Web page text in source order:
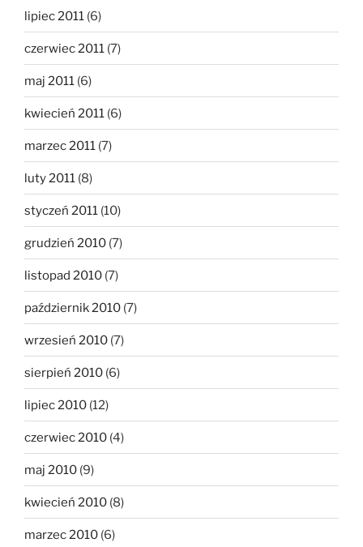
lipiec 2011 (6)
czerwiec 2011 (7)
maj 2011 (6)
kwiecień 2011 (6)
marzec 2011 (7)
luty 2011 (8)
styczeń 2011 (10)
grudzień 2010 (7)
listopad 2010 (7)
październik 2010 (7)
wrzesień 2010 (7)
sierpień 2010 (6)
lipiec 2010 (12)
czerwiec 2010 (4)
maj 2010 (9)
kwiecień 2010 (8)
marzec 2010 (6)